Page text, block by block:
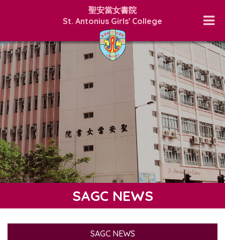
聖安當女書院
St. Antonius Girls' College
SAGC NEWS
SAGC NEWS